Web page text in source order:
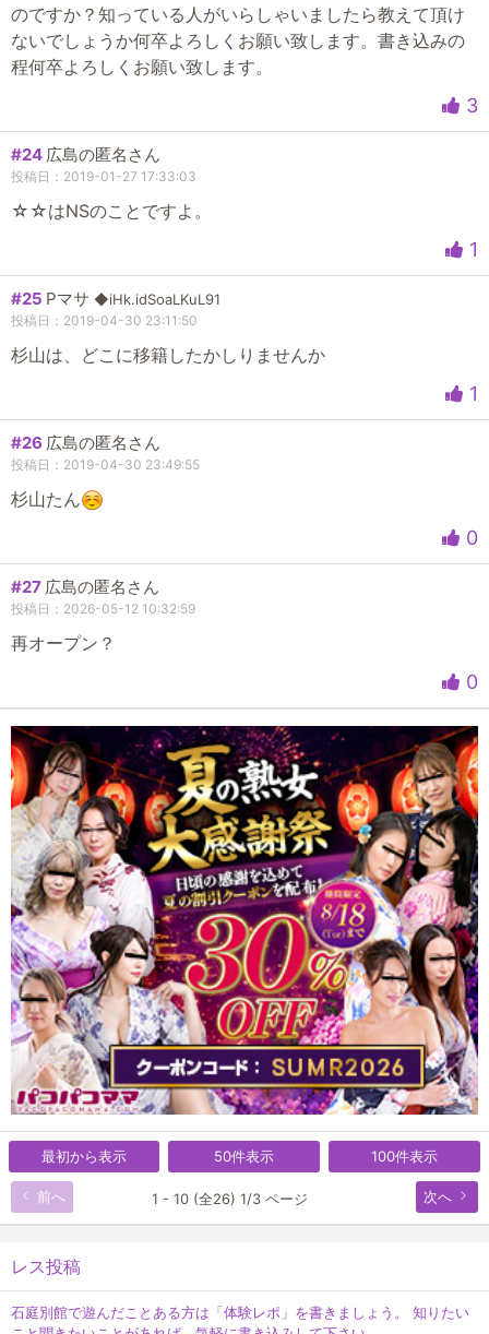
のですか？知っている人がいらしゃいましたら教えて頂け
ないでしょうか何卒よろしくお願い致します。書き込みの
程何卒よろしくお願い致します。
3
#24 広島の匿名さん
投稿日：2019-01-27 17:33:03
☆☆はNSのことですよ。
1
#25 Pマサ ◆iHk.idSoaLKuL91
投稿日：2019-04-30 23:11:50
杉山は、どこに移籍したかしりませんか
1
#26 広島の匿名さん
投稿日：2019-04-30 23:49:55
杉山たん
0
#27 広島の匿名さん
投稿日：2026-05-12 10:32:59
再オープン？
0
最初から表示 50件表示 100件表示
前へ 次へ
1 - 10 (全26) 1/3 ページ
レス投稿
石庭別館で遊んだことある方は「体験レポ」を書きましょう。 知りたい